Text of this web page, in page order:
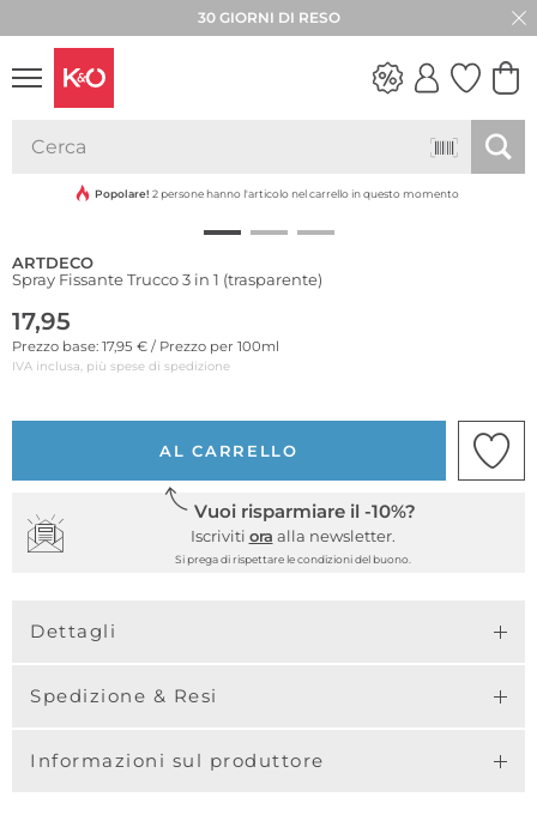
30 GIORNI DI RESO
VIBES
Popolare! 2 persone hanno l'articolo nel carrello in questo momento
ARTDECO
Spray Fissante Trucco 3 in 1 (trasparente)
17,95
Prezzo base: 17,95 € / Prezzo per 100ml
IVA inclusa, più spese di spedizione
AL CARRELLO
Vuoi risparmiare il -10%?
Iscriviti ora alla newsletter.
Si prega di rispettare le condizioni del buono.
Dettagli
Spedizione & Resi
Informazioni sul produttore